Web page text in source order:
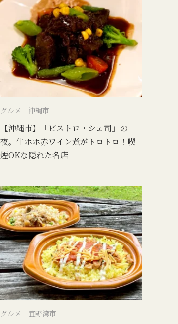
グルメ｜沖縄市
【沖縄市】「ビストロ・シェ司」の
夜。牛ホホ赤ワイン煮がトロトロ！喫
煙OKな隠れた名店
グルメ｜宜野湾市